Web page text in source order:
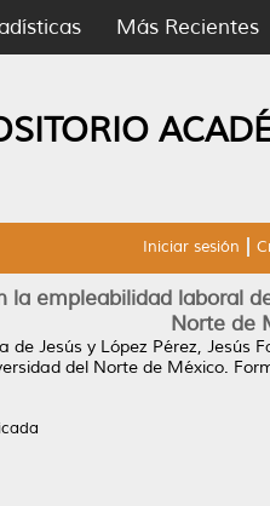
Más Recientes
Iniciar sesión
empleabilidad laboral
Norte de
de Jesús y López Pérez, Jesús
del Norte de México.